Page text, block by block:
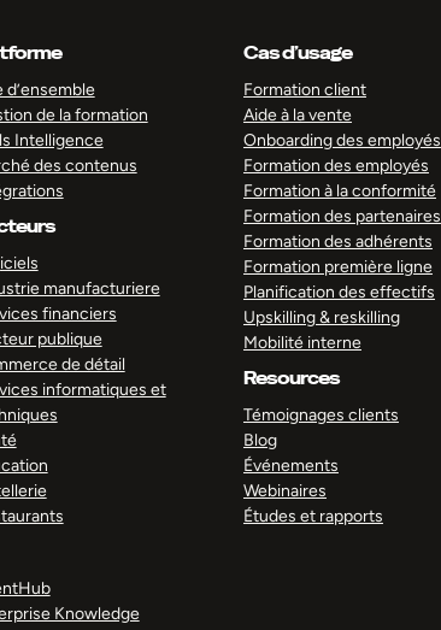
d’ensemble
de la formation
Intelligence
des contenus
manufacturiere
financiers
publique
de détail
informatiques et
Knowledge
Cas d’usage
Formation client
Aide à la vente
Onboarding des employés
Formation des employés
Formation à la conformité
Formation des partenaires
Formation des adhérents
Formation première ligne
Planification des effectifs
Upskilling & reskilling
Mobilité interne
Resources
Témoignages clients
Blog
Événements
Webinaires
Études et rapports